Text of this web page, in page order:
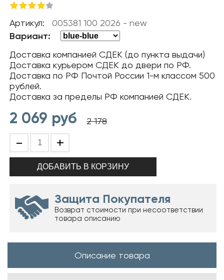
Артикул: 005381 100 2026 - new
Вариант:
Доставка компанией СДЕК (до пункта выдачи)
Доставка курьером СДЕК до двери по РФ.
Доставка по РФ Почтой России 1-м классом 500
рублей.
Доставка за пределы РФ компанией СДЕК.
2 069 руб 2 178
- +
Защита Покупателя
Возврат стоимости при несоответствии
товара описанию
Описание товара